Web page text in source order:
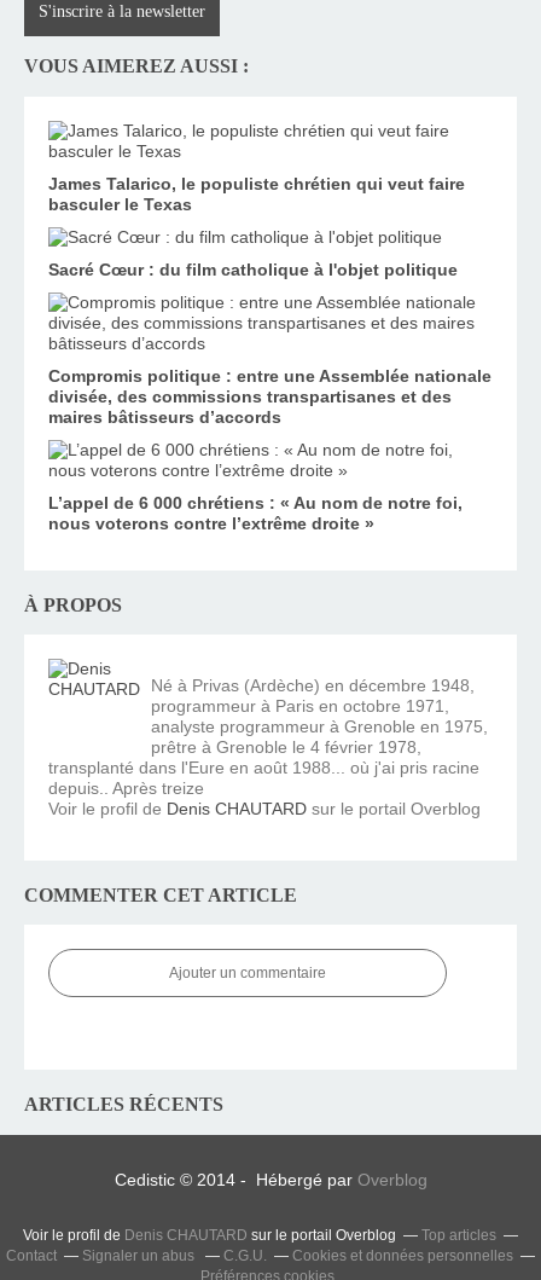
S'inscrire à la newsletter
VOUS AIMEREZ AUSSI :
James Talarico, le populiste chrétien qui veut faire
basculer le Texas
Sacré Cœur : du film catholique à l'objet politique
Compromis politique : entre une Assemblée nationale
divisée, des commissions transpartisanes et des
maires bâtisseurs d’accords
L’appel de 6 000 chrétiens : « Au nom de notre foi,
nous voterons contre l’extrême droite »
À PROPOS
Né à Privas (Ardèche) en décembre 1948,
programmeur à Paris en octobre 1971,
analyste programmeur à Grenoble en 1975,
prêtre à Grenoble le 4 février 1978,
transplanté dans l'Eure en août 1988... où j'ai pris racine
depuis.. Après treize
Voir le profil de Denis CHAUTARD sur le portail Overblog
COMMENTER CET ARTICLE
Ajouter un commentaire
ARTICLES RÉCENTS
Cedistic © 2014 - Hébergé par Overblog
Voir le profil de Denis CHAUTARD sur le portail Overblog
Top articles
Contact
Signaler un abus C.G.U.
Cookies et données personnelles
Préférences cookies